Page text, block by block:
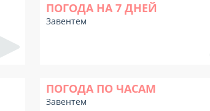
ПОГОДА НА 7 ДНЕЙ
Завентем
ПОГОДА ПО ЧАСАМ
Завентем